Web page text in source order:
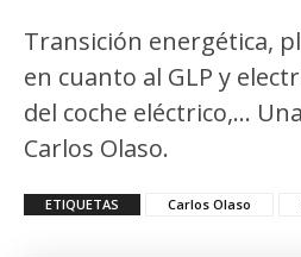
Transición energética,
en cuanto al GLP y
del coche eléctrico,...
Carlos Olaso.
ETIQUETAS Carlos Olaso